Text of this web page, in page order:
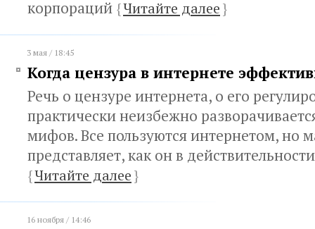
корпораций {Читайте далее}
3 мая / 18:45
Когда цензура в интернете
Речь о цензуре интернета, о его
практически неизбежно
мифов. Все пользуются интернетом, но
представляет, как он в
{Читайте далее}
16 ноября / 14:46